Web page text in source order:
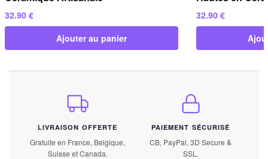
32.90 €
Ajouter au panier
32.90 €
LIVRAISON OFFERTE
Gratuite en France, Belgique,
Suisse et Canada.
PAIEMENT SÉCURISÉ
CB, PayPal, 3D Secure &
SSL.